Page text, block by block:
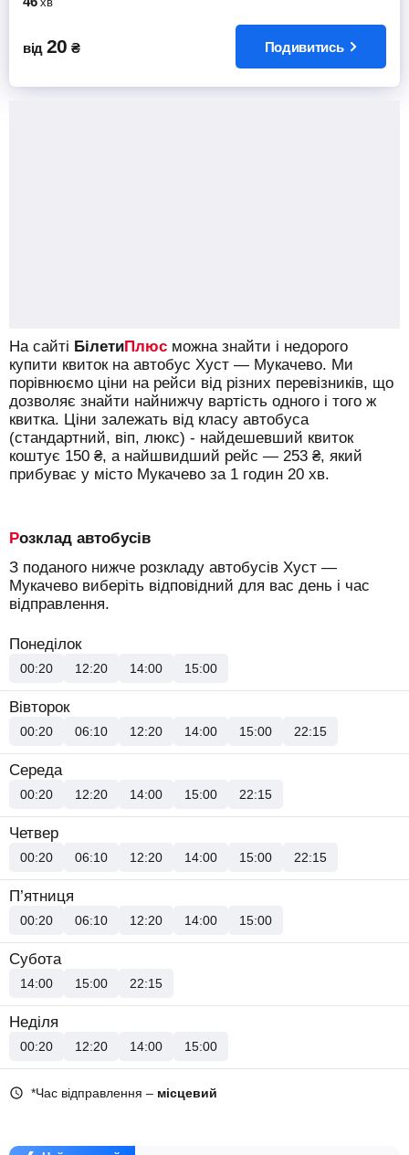
від 20 ₴ Подивитись
На сайті БілетиПлюс можна знайти і недорого
купити квиток на автобус Хуст — Мукачево. Ми
порівнюємо ціни на рейси від різних перевізників, що
дозволяє знайти найнижчу вартість одного і того ж
квитка. Ціни залежать від класу автобуса
(стандартний, віп, люкс) - найдешевший квиток
коштує 150 ₴, а найшвидший рейс — 253 ₴, який
прибуває у місто Мукачево за 1 годин 20 хв.
Розклад автобусів
З поданого нижче розкладу автобусів Хуст —
Мукачево виберіть відповідний для вас день і час
відправлення.
Понеділок
00:20 12:20 14:00 15:00
Вівторок
00:20 06:10 12:20 14:00 15:00 22:15
Середа
00:20 12:20 14:00 15:00 22:15
Четвер
00:20 06:10 12:20 14:00 15:00 22:15
П’ятниця
00:20 06:10 12:20 14:00 15:00
Субота
14:00 15:00 22:15
Неділя
00:20 12:20 14:00 15:00
*Час відправлення – місцевий